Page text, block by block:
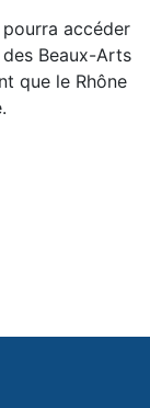
accéder
Beaux-Arts
que le Rhône